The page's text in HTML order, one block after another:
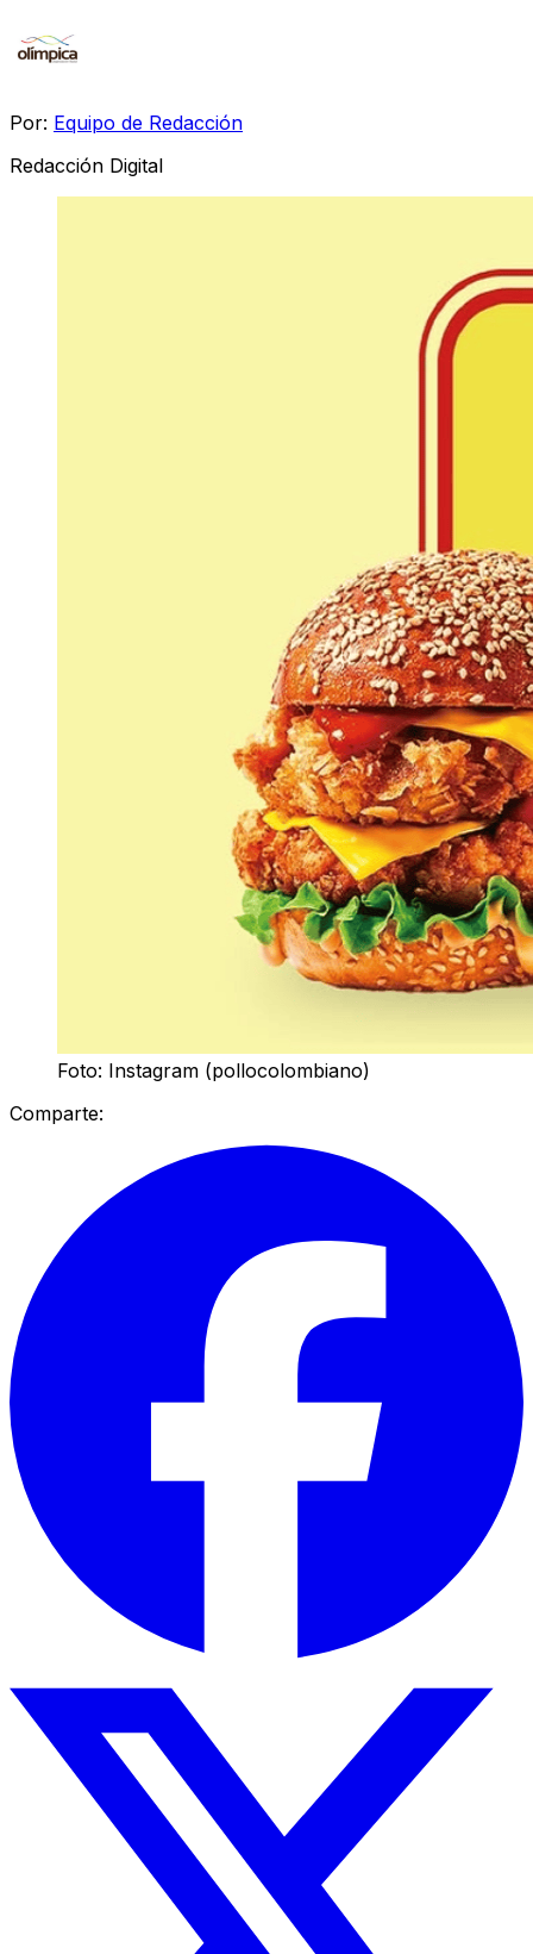
Por: Equipo de Redacción
Redacción Digital
Foto: Instagram (pollocolombiano)
Comparte: